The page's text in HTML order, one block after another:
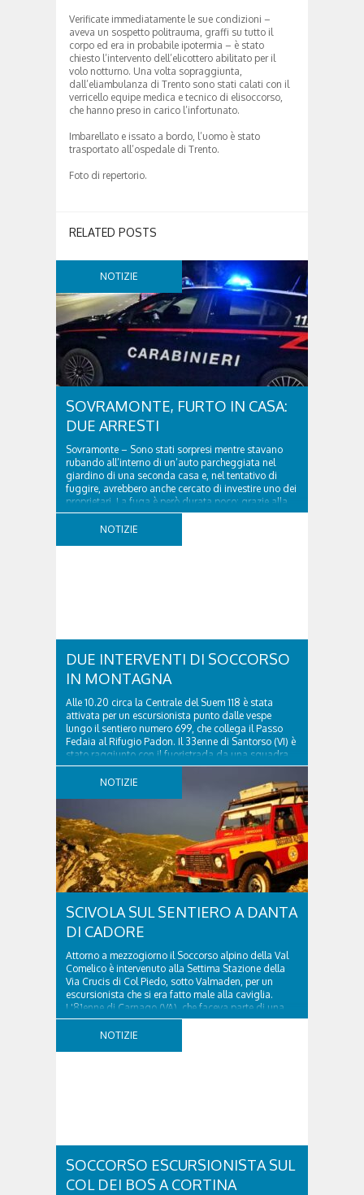
Verificate immediatamente le sue condizioni –
aveva un sospetto politrauma, graffi su tutto il
corpo ed era in probabile ipotermia – è stato
chiesto l’intervento dell’elicottero abilitato per il
volo notturno. Una volta sopraggiunta,
dall’eliambulanza di Trento sono stati calati con il
verricello equipe medica e tecnico di elisoccorso,
che hanno preso in carico l’infortunato.
Imbarellato e issato a bordo, l’uomo è stato
trasportato all’ospedale di Trento.
Foto di repertorio.
RELATED POSTS
NOTIZIE
SOVRAMONTE, FURTO IN CASA:
DUE ARRESTI
Sovramonte – Sono stati sorpresi mentre stavano
rubando all’interno di un’auto parcheggiata nel
giardino di una seconda casa e, nel tentativo di
fuggire, avrebbero anche cercato di investire uno dei
proprietari. La fuga è però durata poco: grazie alla
tempestiva chiamata al 112 e all’intervento...
NOTIZIE
DUE INTERVENTI DI SOCCORSO
IN MONTAGNA
Alle 10.20 circa la Centrale del Suem 118 è stata
attivata per un escursionista punto dalle vespe
lungo il sentiero numero 699, che collega il Passo
Fedaia al Rifugio Padon. Il 33enne di Santorso (VI) è
stato raggiunto con il fuoristrada da una squadra
del Soccorso alpino della Val Pettorina...
NOTIZIE
SCIVOLA SUL SENTIERO A DANTA
DI CADORE
Attorno a mezzogiorno il Soccorso alpino della Val
Comelico è intervenuto alla Settima Stazione della
Via Crucis di Col Piedo, sotto Valmaden, per un
escursionista che si era fatto male alla caviglia.
L'81enne di Carnago (VA), che faceva parte di una
comitiva e aveva riportato un trauma...
NOTIZIE
SOCCORSO ESCURSIONISTA SUL
COL DEI BOS A CORTINA